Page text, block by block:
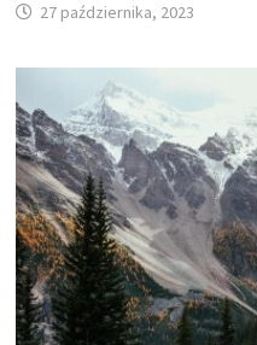
27 października, 2023